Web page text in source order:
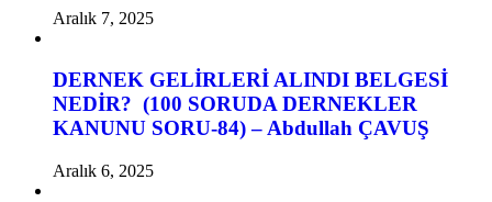
Aralık 7, 2025
DERNEK GELİRLERİ ALINDI BELGESİ
NEDİR? (100 SORUDA DERNEKLER
KANUNU SORU-84) – Abdullah ÇAVUŞ
Aralık 6, 2025